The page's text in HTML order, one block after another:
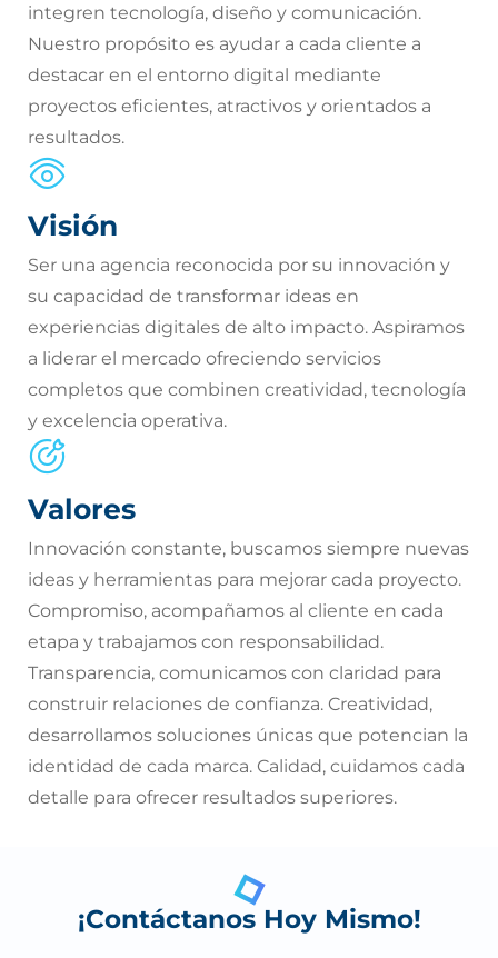
integren tecnología, diseño y comunicación.
Nuestro propósito es ayudar a cada cliente a
destacar en el entorno digital mediante
proyectos eficientes, atractivos y orientados a
resultados.
Visión
Ser una agencia reconocida por su innovación y
su capacidad de transformar ideas en
experiencias digitales de alto impacto. Aspiramos
a liderar el mercado ofreciendo servicios
completos que combinen creatividad, tecnología
y excelencia operativa.
Valores
Innovación constante, buscamos siempre nuevas
ideas y herramientas para mejorar cada proyecto.
Compromiso, acompañamos al cliente en cada
etapa y trabajamos con responsabilidad.
Transparencia, comunicamos con claridad para
construir relaciones de confianza. Creatividad,
desarrollamos soluciones únicas que potencian la
identidad de cada marca. Calidad, cuidamos cada
detalle para ofrecer resultados superiores.
¡Contáctanos Hoy Mismo!